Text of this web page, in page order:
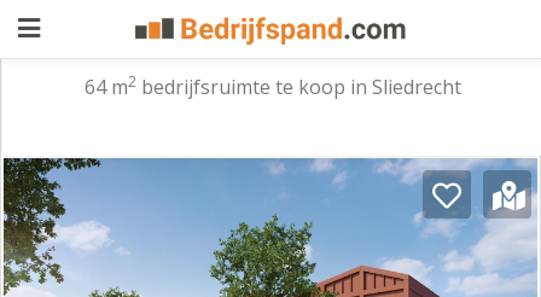
aanbieden
Pand
zoeken
Waarom
64 m2 bedrijfsruimte te koop in Sliedrecht